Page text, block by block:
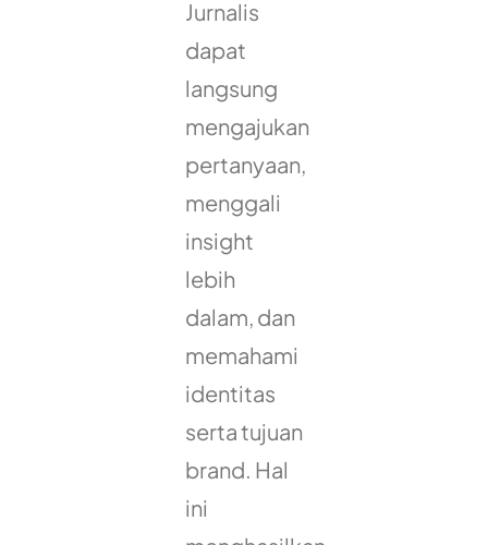
Jurnalis
dapat
langsung
mengajukan
pertanyaan,
menggali
insight
lebih
dalam, dan
memahami
identitas
serta tujuan
brand. Hal
ini